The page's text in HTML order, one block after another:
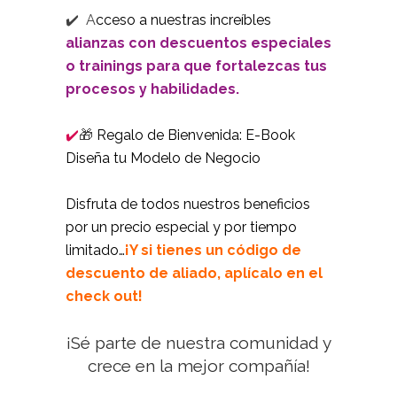
✔️ Acceso a nuestras increíbles
alianzas con descuentos especiales
o trainings para que fortalezcas tus
procesos y habilidades.
✔️🎁 Regalo de Bienvenida: E-Book
Diseña tu Modelo de Negocio
Disfruta de todos nuestros beneficios
por un precio especial y por tiempo
limitado…¡Y si tienes un código de
descuento de aliado, aplícalo en el
check out!
¡Sé parte de nuestra comunidad y
crece en la mejor compañía!